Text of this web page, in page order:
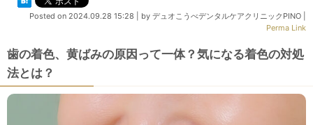
Posted on 2024.09.28 15:28 by デュオこうべデンタルケアクリニックPINO
Perma Link
歯の着色、黄ばみの原因って一体？気になる着色の対処
法とは？